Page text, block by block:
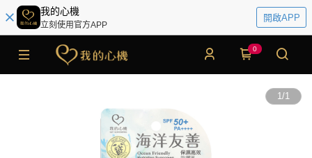
我的心機
立刻使用官方APP
開啟APP
0
1/1